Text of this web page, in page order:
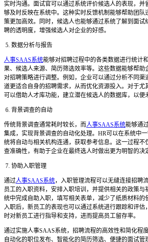
实时沟通。面试官可以通过系统评价候选人的表现，并
够及时反映在系统中。这种实时反馈机制能够帮助团队
策更加高效。同时，候选人也能够通过系统了解到面试
聘的透明度，增强候选人对企业的好感。
5. 数据分析与报告
人事SAAS系统能够对招聘过程中的各类数据进行统计
果、候选人来源、简历筛选效率等。这些数据能够帮助
对招聘策略进行调整。例如，企业可以通过分析不同渠
道更适合自身的招聘需求，从而优化资源投入。对于尤
可以借助人才库功能，建立潜在候选人的数据库，以便
6. 背景调查的自动
传统背景调查通常耗时较长，而人事SAAS系统能够通
集成，实现背景调查的自动化处理。HR可以在系统中
统将自动与相关机构连通，获取参考信息。这一过程不
查准确性，有助于企业在最终选人时做出更为明智的决
7. 协助入职管理
通过人事SAAS系统，入职管理流程可以无缝连接招聘
员工的入职资料，安排入职培训，并提供相关的政策与
统中完成自助入职，填写相关表单，减少了纸质材料的
入职后，新员工的表现也可以通过系统进行跟踪和评估
时对新员工进行指导和支持，进而提高员工留存率。
通过实施人事SAAS系统，招聘流程的高效性和简化程
自动化的职位发布、智能化的简历筛选、便捷的面试